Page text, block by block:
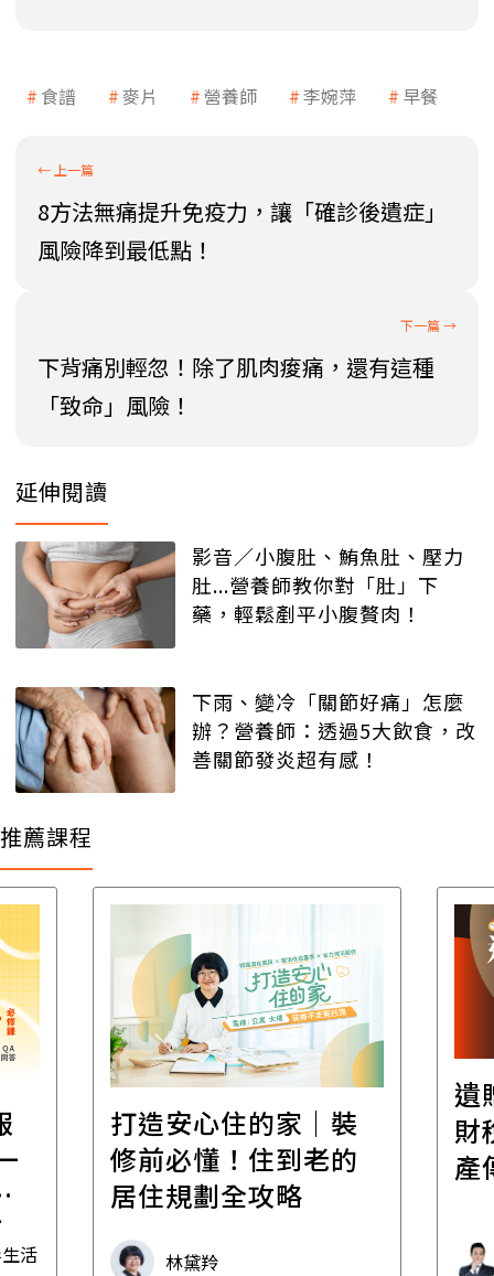
食譜 麥片 營養師 李婉萍 早餐
8方法無痛提升免疫力，讓「確診後遺症」
風險降到最低點！
下背痛別輕忽！除了肌肉痠痛，還有這種
「致命」風險！
延伸閱讀
影音／小腹肚、鮪魚肚、壓力
肚...營養師教你對「肚」下
藥，輕鬆剷平小腹贅肉！
下雨、變冷「關節好痛」怎麼
辦？營養師：透過5大飲食，改
善關節發炎超有感！
推薦課程
活
打造安心住的家｜裝
修前必懂！住到老的
居住規劃全攻略
林黛羚
遺
財
產